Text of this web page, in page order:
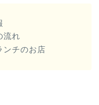
流れ
ンチのお店